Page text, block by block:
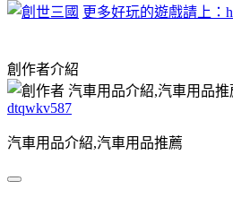
更多好玩的遊戲請上：
創作者介紹
dtqwkv587
汽車用品介紹,汽車用品推薦